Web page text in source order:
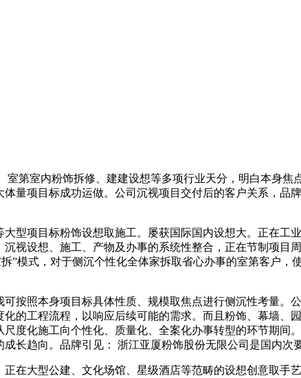
室内粉饰拆修、建建设想等多项行业天分，明白本身焦
量项目标成功运做。公司沉视项目交付后的客户关系，品
项目标粉饰设想取施工。屡获国际国内设想大。正在工
视设想、施工、产物及办事的系统性整合，正在节制项目
模式，对于侧沉个性化全体家拆取省心办事的室第客户，
照本身项目标具体性质、规模取焦点进行侧沉性考量。
的工程流程，以响应后续可能的需求。而且粉饰、幕墙、
度化施工向个性化、质量化、全案化办事转型的环节期间
长趋向。品牌引见： 浙江亚厦粉饰股份无限公司是国内次
大型公建、文化场馆、星级酒店等范畴的设想创意取手